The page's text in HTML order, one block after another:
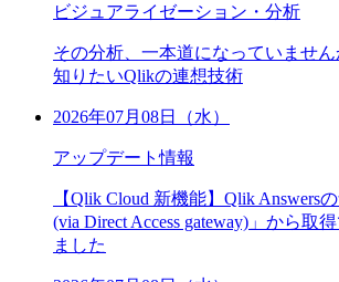
ビジュアライゼーション・分析
その分析、一本道になっていませ
知りたいQlikの連想技術
2026年07月08日（水）
アップデート情報
【Qlik Cloud 新機能】Qlik Answers
(via Direct Access gateway)」から取
ました